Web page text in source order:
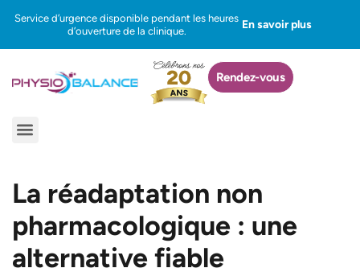
contenu
Service d’urgence disponible pendant les heures
d’ouverture de la clinique.
En savoir plus
Rendez-vous
Menu
La réadaptation non
pharmacologique : une
alternative fiable